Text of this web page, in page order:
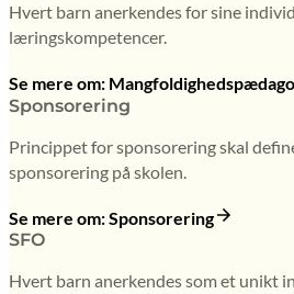
Hvert barn anerkendes for sine
læringskompetencer.
Se mere om:
Sponsorering
Princippet for sponsorering skal
sponsorering på skolen.
Se mere om: Sponsorering
SFO
Hvert barn anerkendes som et unikt